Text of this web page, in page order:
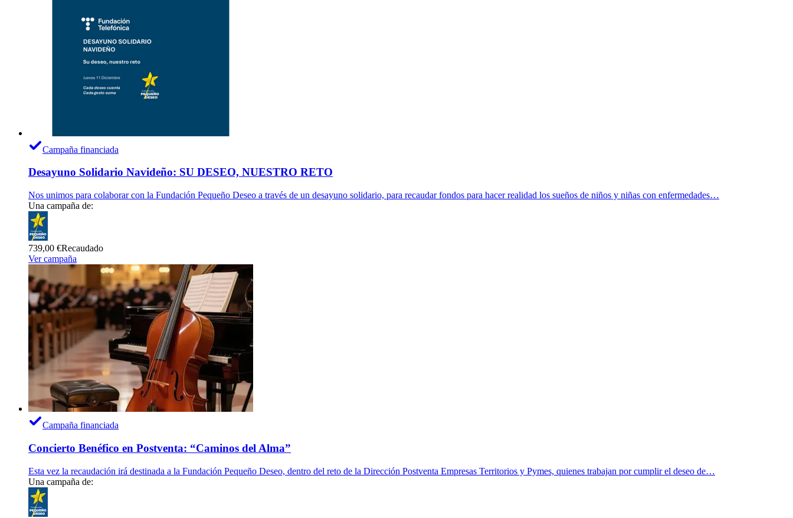
Campaña financiada
Desayuno Solidario Navideño: SU DESEO, NUESTRO RETO
Nos unimos para colaborar con la Fundación Pequeño Deseo a través de un desayuno solidario, para recaudar fondos para hacer realidad los sueños de niños y niñas con enfermedades…
Una campaña de:
739,00 €Recaudado
Ver campaña
Campaña financiada
Concierto Benéfico en Postventa: “Caminos del Alma”
Esta vez la recaudación irá destinada a la Fundación Pequeño Deseo, dentro del reto de la Dirección Postventa Empresas Territorios y Pymes, quienes trabajan por cumplir el deseo de…
Una campaña de: